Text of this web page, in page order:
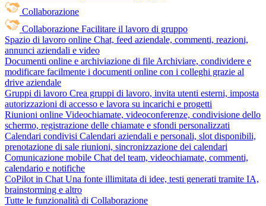
Collaborazione
Collaborazione Facilitare il lavoro di gruppo
Spazio di lavoro online Chat, feed aziendale, commenti, reazioni,
annunci aziendali e video
Documenti online e archiviazione di file Archiviare, condividere e
modificare facilmente i documenti online con i colleghi grazie al
drive aziendale
Gruppi di lavoro Crea gruppi di lavoro, invita utenti esterni, imposta
autorizzazioni di accesso e lavora su incarichi e progetti
Riunioni online Videochiamate, videoconferenze, condivisione dello
schermo, registrazione delle chiamate e sfondi personalizzati
Calendari condivisi Calendari aziendali e personali, slot disponibili,
prenotazione di sale riunioni, sincronizzazione dei calendari
Comunicazione mobile Chat del team, videochiamate, commenti,
calendario e notifiche
CoPilot in Chat Una fonte illimitata di idee, testi generati tramite IA,
brainstorming e altro
Tutte le funzionalità di Collaborazione